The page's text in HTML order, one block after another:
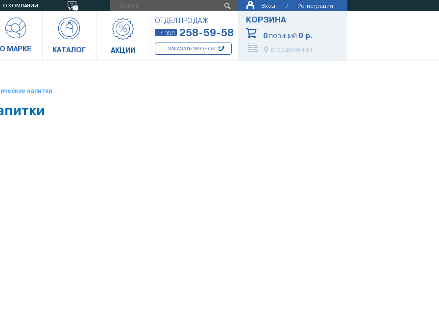
О КОМПАНИИ Вход / Регистрация
О МАРКЕ КАТАЛОГ АКЦИИ
ОТДЕЛ ПРОДАЖ
+7-391 258-59-58
ЗАКАЗАТЬ ЗВОНОК
КОРЗИНА
0позиций 0 р.
0в сравнении
напитки